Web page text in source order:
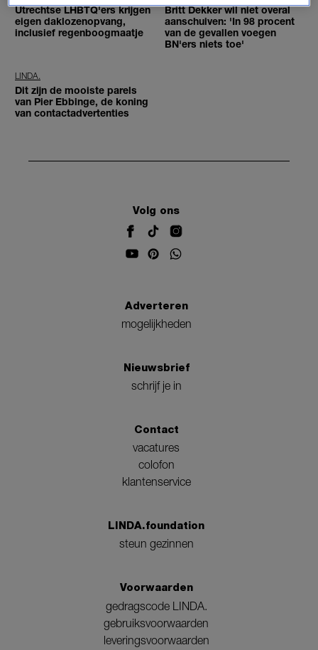
Utrechtse LHBTQ'ers krijgen
eigen daklozenopvang,
inclusief regenboogmaatje
Britt Dekker wil niet overal
aanschuiven: 'In 98 procent
van de gevallen voegen
BN'ers niets toe'
LINDA.
Dit zijn de mooiste parels
van Pier Ebbinge, de koning
van contactadvertenties
Volg ons
Adverteren
mogelijkheden
Nieuwsbrief
schrijf je in
Contact
vacatures
colofon
klantenservice
LINDA.foundation
steun gezinnen
Voorwaarden
gedragscode LINDA.
gebruiksvoorwaarden
leveringsvoorwaarden